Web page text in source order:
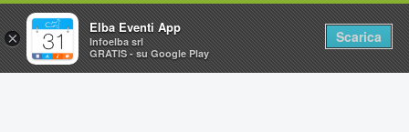
Home
×
Elba Eventi App
Infoelba srl
GRATIS - su Google Play
Scarica